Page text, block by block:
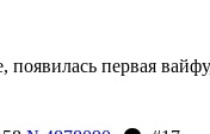
первая